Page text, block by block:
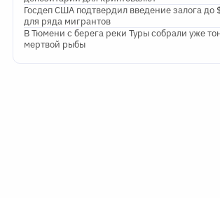
Госдеп США подтвердил введение залога до
для ряда мигрантов
В Тюмени с берега реки Туры собрали уже
мертвой рыбы